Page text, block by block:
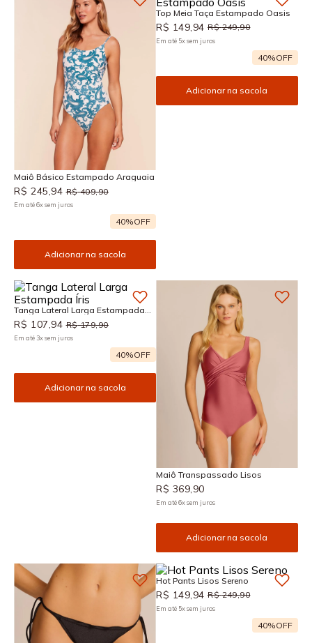
Maiô Básico Estampado Araguaia
R$ 245,94 R$ 409,90
Em até6xsem juros
40%OFF
Adicionar na sacola
Top Meia Taça Estampado Oasis
R$ 149,94 R$ 249,90
Em até 5xsem juros
40%OFF
Adicionar na sacola
Tanga Lateral Larga Estampada
Íris
R$ 107,94 R$ 179,90
Em até 3xsem juros
40%OFF
Adicionar na sacola
Maiô Transpassado Lisos
R$ 369,90
Em até6xsem juros
Adicionar na sacola
Hot Pants Lisos Sereno
R$ 149,94 R$ 249,90
Em até 5xsem juros
40%OFF